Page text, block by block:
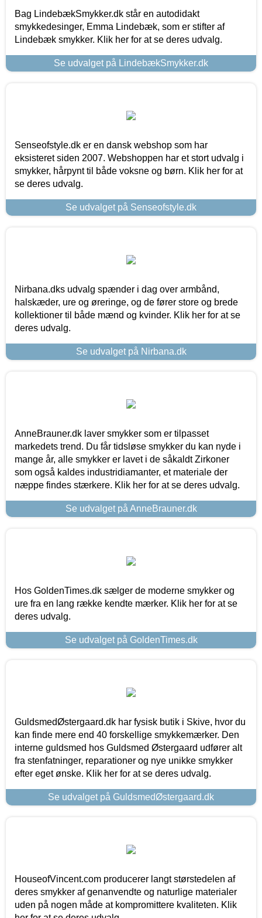
Bag LindebækSmykker.dk står en autodidakt
smykkedesinger, Emma Lindebæk, som er stifter af
Lindebæk smykker. Klik her for at se deres udvalg.
Se udvalget på LindebækSmykker.dk
Senseofstyle.dk er en dansk webshop som har
eksisteret siden 2007. Webshoppen har et stort udvalg i
smykker, hårpynt til både voksne og børn. Klik her for at
se deres udvalg.
Se udvalget på Senseofstyle.dk
Nirbana.dks udvalg spænder i dag over armbånd,
halskæder, ure og øreringe, og de fører store og brede
kollektioner til både mænd og kvinder. Klik her for at se
deres udvalg.
Se udvalget på Nirbana.dk
AnneBrauner.dk laver smykker som er tilpasset
markedets trend. Du får tidsløse smykker du kan nyde i
mange år, alle smykker er lavet i de såkaldt Zirkoner
som også kaldes industridiamanter, et materiale der
næppe findes stærkere. Klik her for at se deres udvalg.
Se udvalget på AnneBrauner.dk
Hos GoldenTimes.dk sælger de moderne smykker og
ure fra en lang række kendte mærker. Klik her for at se
deres udvalg.
Se udvalget på GoldenTimes.dk
GuldsmedØstergaard.dk har fysisk butik i Skive, hvor du
kan finde mere end 40 forskellige smykkemærker. Den
interne guldsmed hos Guldsmed Østergaard udfører alt
fra stenfatninger, reparationer og nye unikke smykker
efter eget ønske. Klik her for at se deres udvalg.
Se udvalget på GuldsmedØstergaard.dk
HouseofVincent.com producerer langt størstedelen af
deres smykker af genanvendte og naturlige materialer
uden på nogen måde at kompromittere kvaliteten. Klik